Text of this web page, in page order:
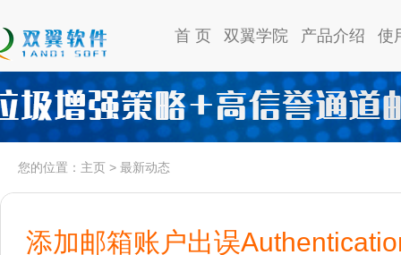
首 页 双翼学院 产品介绍 使
您的位置： 主页 > 最新动态
添加邮箱账户出误